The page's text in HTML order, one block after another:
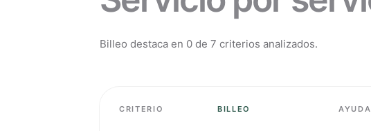
Billeo destaca en 0 de 7 criterios analizados.
CRITERIO BILLEO